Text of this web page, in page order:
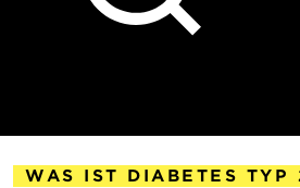
WAS IST DIABETES TYP